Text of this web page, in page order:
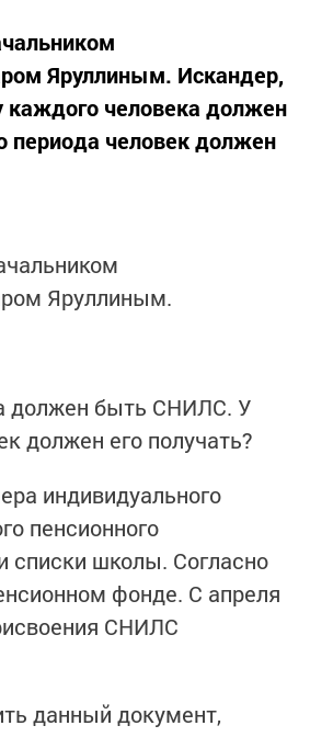
Яруллиным. Искандер,
каждого человека должен
периода человек должен
Яруллиным.
должен быть СНИЛС. У
должен его получать?
индивидуального
пенсионного
списки школы. Согласно
фонде. С апреля
СНИЛС
данный документ,